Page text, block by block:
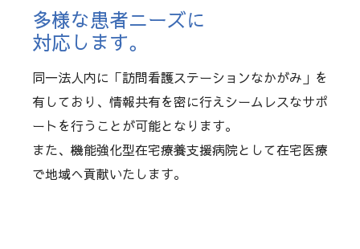
多様な患者ニーズに
対応します。
同一法人内に「訪問看護ステーションなかがみ」を
有しており、情報共有を密に行えシームレスなサポ
ートを行うことが可能となります。
また、機能強化型在宅療養支援病院として在宅医療
で地域へ貢献いたします。